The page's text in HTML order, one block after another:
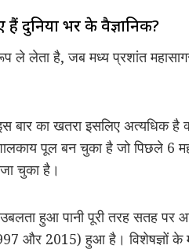
हैं दुनिया भर के वैज्ञानिक?
ले लेता है, जब मध्य प्रशांत
बार का खतरा इसलिए अत्यधिक
पूल बन चुका है जो पिछले 6
चुका है।
हुआ पानी पूरी तरह सतह पर
और 2015) हुआ है। विशेषज्ञों के